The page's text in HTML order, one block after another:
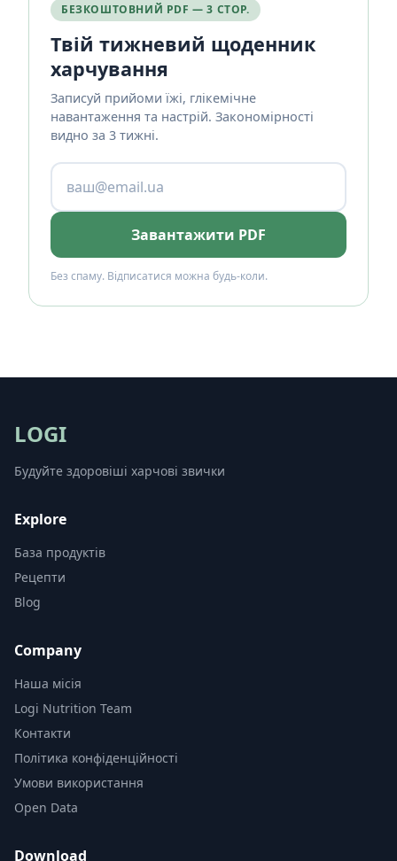
БЕЗКОШТОВНИЙ PDF — 3 СТОР.
Твій тижневий щоденник
харчування
Записуй прийоми їжі, глікемічне
навантаження та настрій. Закономірності
видно за 3 тижні.
Завантажити PDF
Без спаму. Відписатися можна будь-коли.
LOGI
Будуйте здоровіші харчові звички
Explore
База продуктів
Рецепти
Blog
Company
Наша місія
Logi Nutrition Team
Контакти
Політика конфіденційності
Умови використання
Open Data
Download